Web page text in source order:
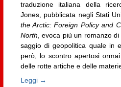
traduzione italiana della
Jones, pubblicata negli Stati
the Arctic: Foreign Policy and
North , evoca più un romanzo
saggio di geopolitica quale in
però, lo scontro apertosi
delle rotte artiche e delle
Leggi →